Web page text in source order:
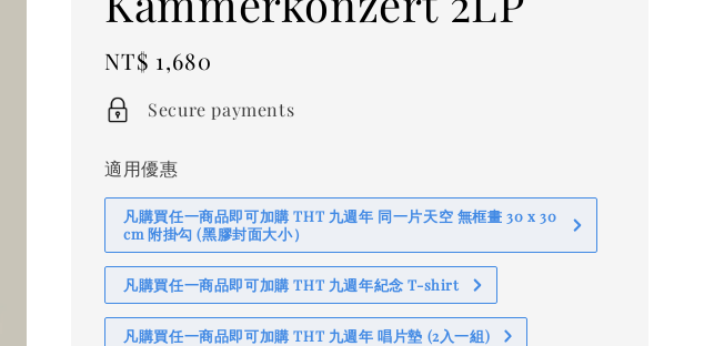
Regular
price
NT$ 1,680
Secure payments
適用優惠
凡購買任一商品即可加購 THT 九週年 同一片天空 無框畫 30 x 30
cm 附掛勾 (黑膠封面大小）
凡購買任一商品即可加購 THT 九週年紀念 T-shirt
凡購買任一商品即可加購 THT 九週年 唱片墊 (2入一組)